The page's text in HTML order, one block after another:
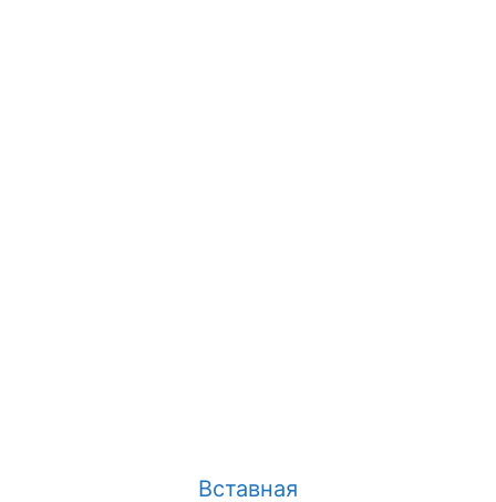
Вставная